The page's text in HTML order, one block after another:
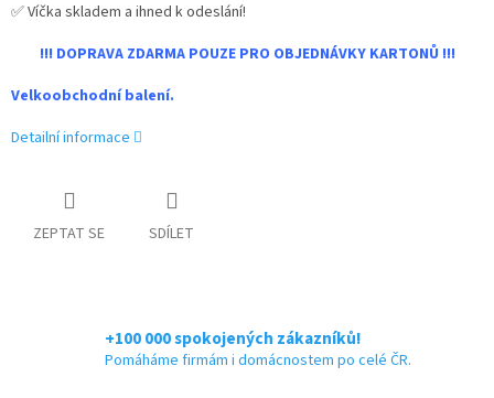
✅ Víčka skladem a ihned k odeslání!
!!! DOPRAVA ZDARMA POUZE PRO OBJEDNÁVKY KARTONŮ !!!
Velkoobchodní balení.
Detailní informace
ZEPTAT SE SDÍLET
+100 000 spokojených zákazníků!
Pomáháme firmám i domácnostem po celé ČR.